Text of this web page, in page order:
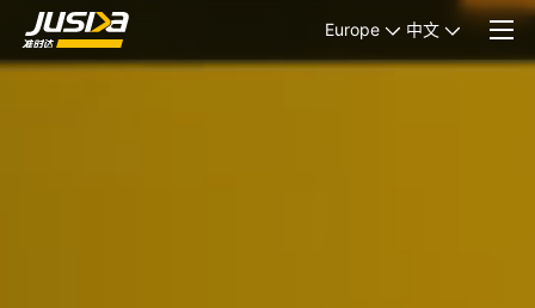
Europe 中文